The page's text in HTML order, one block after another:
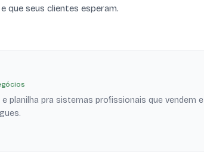
que seus clientes esperam.
planilha pra sistemas profissionais que vendem e